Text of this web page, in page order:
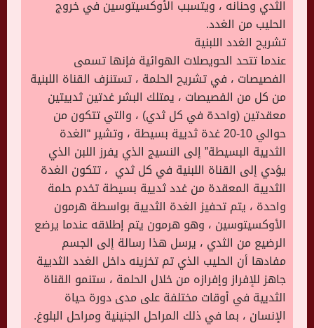
الثدي وحنانه ، ويتسبب الأوكسيتوسين في خروج
الحليب من الغدد.
تشريح الغدد اللبنية
عندما تتحد الحويصلات الهوائية فإنها تسمى
الفصيصات ، في تشريح الحلمة ، تستنزف القناة اللبنية
من كل من الفصيصات ، يمتلك البشر غدتين ثدييتين
معقدتين (واحدة في كل ثدي) ، والتي تتكون من
حوالي 10-20 غدة ثديية بسيطة ، وتشير “الغدة
الثديية البسيطة” إلى النسيج الذي يفرز اللبن الذي
يؤدي إلى القناة اللبنية في كل ثدي ، تتكون الغدة
الثديية المعقدة من غدد ثديية بسيطة تخدم حلمة
واحدة ، يتم تحفيز الغدة الثديية بواسطة هرمون
الأوكسيتوسين ، وهو هرمون يتم إطلاقه عندما يرضع
الرضيع من الثدي ، يرسل هذا رسالة إلى الجسم
مفادها أن الحليب الذي تم تخزينه داخل الغدد الثديية
جاهز للإفراز وإفرازه من خلال الحلمة ، ستنمو القناة
الثديية في أوقات مختلفة على مدى دورة حياة
الإنسان ، بما في ذلك المراحل الجنينية ومراحل البلوغ.